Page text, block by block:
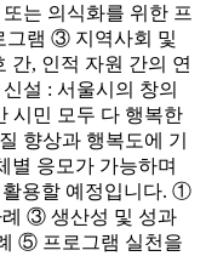
는 의식화를 위한 프
그램 ③ 지역사회 및
, 인적 자원 간의 연
설 : 서울시의 창의
시민 모두 다 행복한
향상과 행복도에 기
별 응모가 가능하며
활용할 예정입니다. ①
③ 생산성 및 성과
⑤ 프로그램 실천을